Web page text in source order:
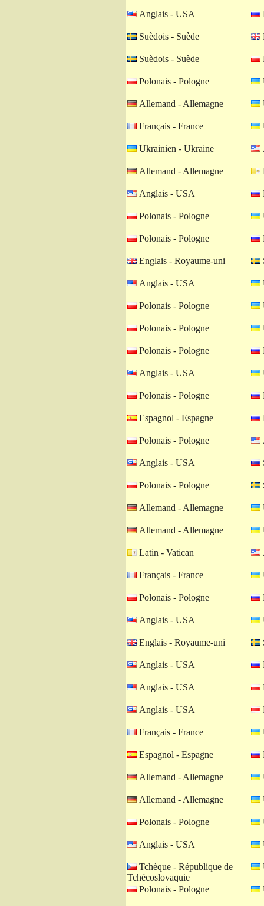
Anglais - USA
Suèdois - Suède
Suèdois - Suède
Polonais - Pologne
Allemand - Allemagne
Français - France
Ukrainien - Ukraine
Allemand - Allemagne
Anglais - USA
Polonais - Pologne
Polonais - Pologne
Englais - Royaume-uni
Anglais - USA
Polonais - Pologne
Polonais - Pologne
Polonais - Pologne
Anglais - USA
Polonais - Pologne
Espagnol - Espagne
Polonais - Pologne
Anglais - USA
Polonais - Pologne
Allemand - Allemagne
Allemand - Allemagne
Latin - Vatican
Français - France
Polonais - Pologne
Anglais - USA
Englais - Royaume-uni
Anglais - USA
Anglais - USA
Anglais - USA
Français - France
Espagnol - Espagne
Allemand - Allemagne
Allemand - Allemagne
Polonais - Pologne
Anglais - USA
Tchèque - République de
Tchécoslovaquie
Polonais - Pologne